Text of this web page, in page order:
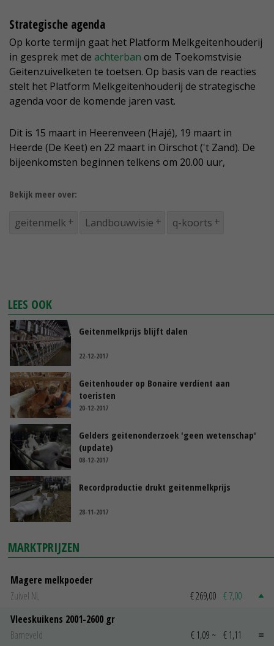
Strategische agenda
Op korte termijn gaat het Platform Melkgeitenhouderij
in gesprek met de achterban om de Toekomstvisie
Geitenzuivelketen te toetsen. Op basis van de reacties
stelt het Platform Melkgeitenhouderij de strategische
agenda voor de komende jaren vast.
Dit is 15 maart in Heerenveen (Hajé), 19 maart in
Heerde (De Keet) en 22 maart in Oirschot ('t Zand). De
bijeenkomsten beginnen telkens om 20.00 uur,
Bekijk meer over:
geitenmelk Landbouwvisie q-koorts
LEES OOK
Geitenmelkprijs blijft dalen
22-12-2017
Geitenhouder op Bonaire verdient aan
toeristen
20-12-2017
Gelders geitenonderzoek 'geen wetenschap'
(update)
08-12-2017
Recordproductie drukt geitenmelkprijs
28-11-2017
MARKTPRIJZEN
Magere melkpoeder
Zuivel NL
€ 269,00 € 7,00
Vleeskuikens 2001-2600 gr
Barneveld
€ 1,09 ~ € 1,11